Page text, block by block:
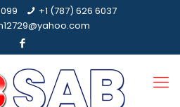
+1 (787) 626 6037